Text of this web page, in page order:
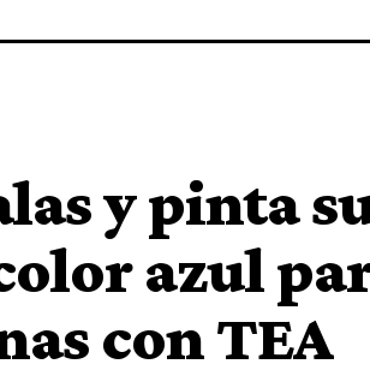
y pinta
azul
con TEA